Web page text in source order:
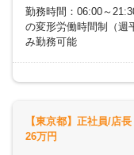
勤務時間：06:00～
の変形労働時間制（週
み勤務可能
【東京都】正社員/店
26万円